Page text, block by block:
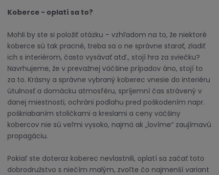
Koberce - oplatí sa to?
Mohli by ste si položiť otázku – vzhľadom na to, že niektoré
koberce sú tak pracné, treba sa o ne správne starať, zladiť
ich s interiérom, často vysávať atď., stojí hra za sviečku?
Navrhujeme, že v prevažnej väčšine prípadov áno, stojí to
za to. Krásny a správne vybraný koberec vnesie do interiéru
útulnosť a domácku atmosféru, spríjemní čas strávený v
danej miestnosti, ochráni podlahu pred poškodením napr.
poškriabaním stoličkami a kreslami a ceny väčšiny
kobercov nie sú veľmi vysoko, najmä ak „lovíme“ zaujímavú
propagáciu.
Pokiaľ ste doteraz koberec nevlastnili, oplatí sa začať toto
dobrodružstvo s niečím malým, zvoľte čo najmenší variant